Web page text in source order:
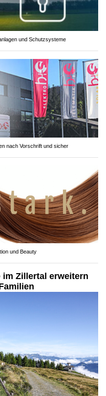
und Schutzsysteme
nach Vorschrift und sicher
und Beauty
im Zillertal erweitern